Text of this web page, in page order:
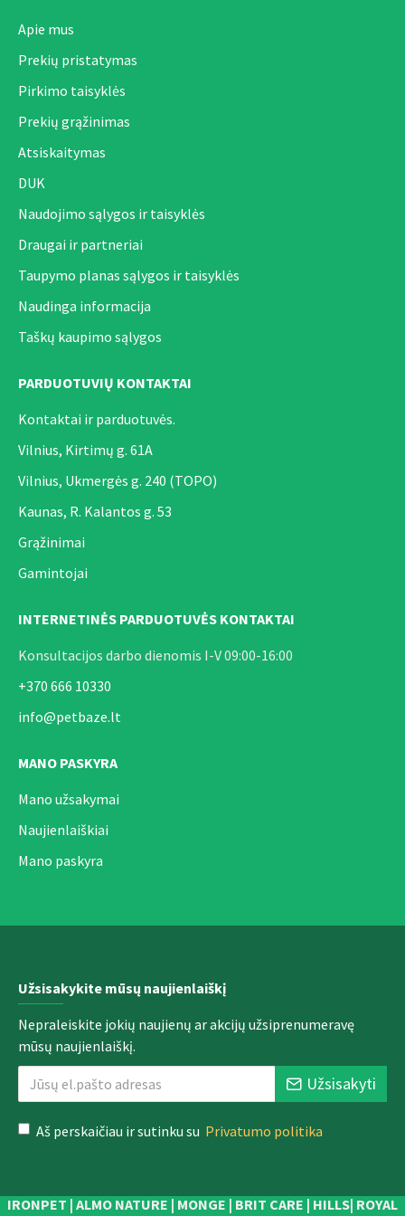
Apie mus
Prekių pristatymas
Pirkimo taisyklės
Prekių grąžinimas
Atsiskaitymas
DUK
Naudojimo sąlygos ir taisyklės
Draugai ir partneriai
Taupymo planas sąlygos ir taisyklės
Naudinga informacija
Taškų kaupimo sąlygos
PARDUOTUVIŲ KONTAKTAI
Kontaktai ir parduotuvės.
Vilnius, Kirtimų g. 61A
Vilnius, Ukmergės g. 240 (TOPO)
Kaunas, R. Kalantos g. 53
Grąžinimai
Gamintojai
INTERNETINĖS PARDUOTUVĖS KONTAKTAI
Konsultacijos darbo dienomis I-V 09:00-16:00
+370 666 10330
info@petbaze.lt
MANO PASKYRA
Mano užsakymai
Naujienlaiškiai
Mano paskyra
Užsisakykite mūsų naujienlaiškį
Nepraleiskite jokių naujienų ar akcijų užsiprenumeravę
mūsų naujienlaiškį.
Užsisakyti
Aš perskaičiau ir sutinku su Privatumo politika
IRONPET | ALMO NATURE | MONGE | BRIT CARE | HILLS| ROYAL